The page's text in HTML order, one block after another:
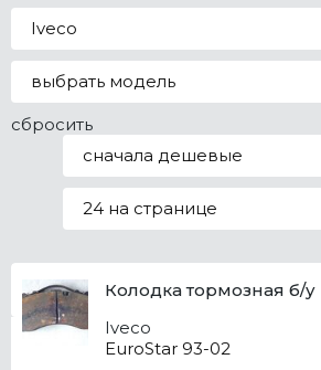
Iveco
выбрать модель
сбросить
сначала дешевые
24 на странице
Колодка тормозная б/у
Iveco
EuroStar 93-02